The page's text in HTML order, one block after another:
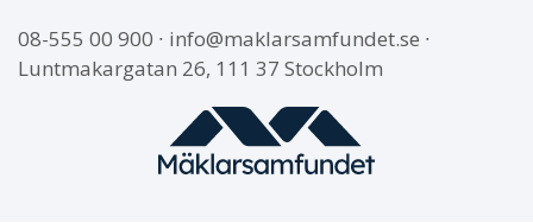
08-555 00 900 ∙ info@maklarsamfundet.se ∙
Luntmakargatan 26, 111 37 Stockholm